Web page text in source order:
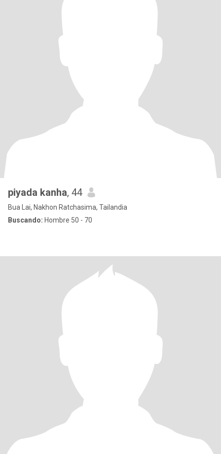
piyada kanha, 44
Bua Lai, Nakhon Ratchasima, Tailandia
Buscando: Hombre 50 - 70